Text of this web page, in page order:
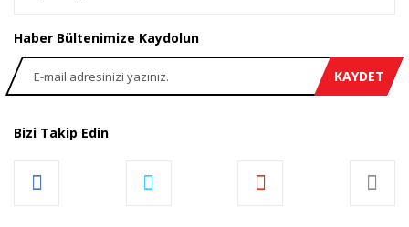
Haber Bültenimize Kaydolun
KAYDET
Bizi Takip Edin